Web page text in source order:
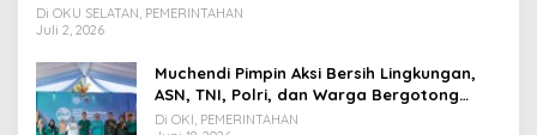
Di OKU SELATAN, PEMERINTAHAN
Juli 2, 2026
Muchendi Pimpin Aksi Bersih Lingkungan,
ASN, TNI, Polri, dan Warga Bergotong
Royong
Di OKI, PEMERINTAHAN